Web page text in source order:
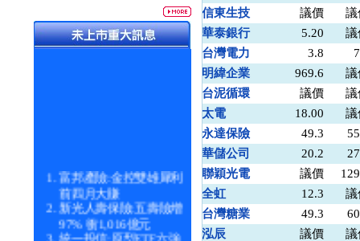
富邦產險:金控雙雄犀利
前四月大賺
新光人壽保險:五壽險增
97% 衝1,016億元
統一投信:原型ETF六強
信東生技
議價
華泰銀行
5.20
台灣電力
3.8
明緯企業
969.6
台泥循環
議價
太電
18.00
永達保險
49.3
華儲公司
20.2
聯穎光電
議價
全虹
12.3
台灣糖業
49.3
泓辰
議價